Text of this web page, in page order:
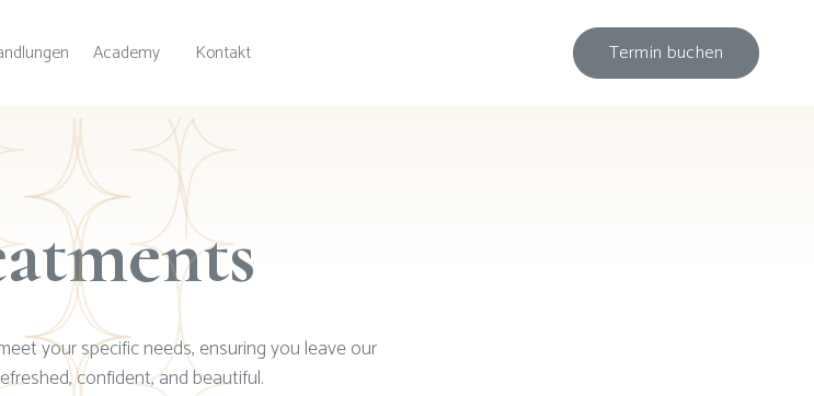
Academy Kontakt Termin buchen
your specific needs, ensuring you leave our
confident, and beautiful.